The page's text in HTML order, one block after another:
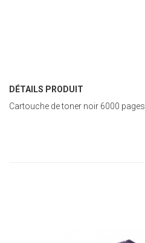
DÉTAILS PRODUIT
Cartouche de toner noir 6000 pages